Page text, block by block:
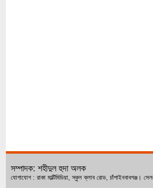
সম্পাদক: শহীদুল হুদা অলক
যোগাযোগ : রাকা মাল্টিমিডিয়া, স্কুল ক্লাব রোড,